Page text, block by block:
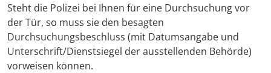
Steht die Polizei bei Ihnen für eine Durchsuchung vor
der Tür, so muss sie den besagten
Durchsuchungsbeschluss (mit Datumsangabe und
Unterschrift/Dienstsiegel der ausstellenden Behörde)
vorweisen können.